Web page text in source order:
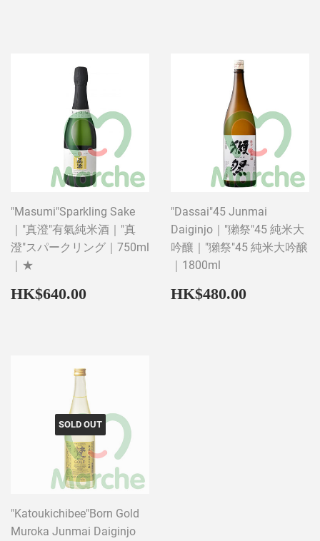
"Masumi"Sparkling Sake
｜"真澄"有氣純米酒｜"真
澄"スパークリング｜750ml
｜★
Regular
price
HK$640.00 HK$640.00
"Dassai"45 Junmai
Daiginjo｜"獺祭"45 純米大
吟釀｜"獺祭"45 純米大吟醸
｜1800ml
Regular
price
HK$480.00
SOLD OUT
"Katoukichibee"Born Gold
Muroka Junmai Daiginjo